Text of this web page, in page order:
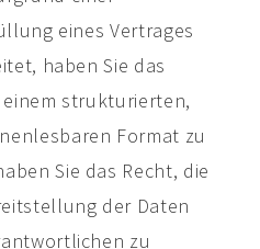
eines Vertrages
haben Sie das
einem strukturierten,
Format zu
Sie das Recht, die
der Daten
zu